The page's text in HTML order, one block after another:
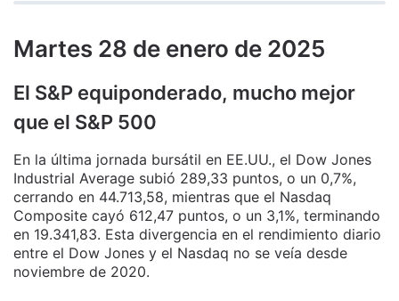
Martes 28 de enero de 2025
El S&P equiponderado, mucho mejor
que el S&P 500
En la última jornada bursátil en EE.UU., el Dow Jones
Industrial Average subió 289,33 puntos, o un 0,7%,
cerrando en 44.713,58, mientras que el Nasdaq
Composite cayó 612,47 puntos, o un 3,1%, terminando
en 19.341,83. Esta divergencia en el rendimiento diario
entre el Dow Jones y el Nasdaq no se veía desde
noviembre de 2020.